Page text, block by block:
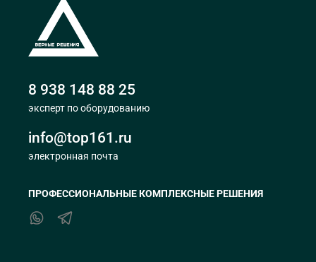
8 938 148 88 25
эксперт по оборудованию
info@top161.ru
электронная почта
ПРОФЕССИОНАЛЬНЫЕ КОМПЛЕКСНЫЕ РЕШЕНИЯ